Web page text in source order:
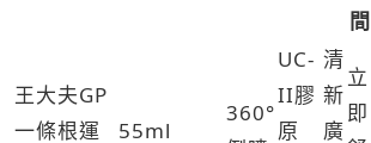
間
王大夫GP
一條根運
55ml
360°
UC-
II膠
原
清
新
廣
立
即